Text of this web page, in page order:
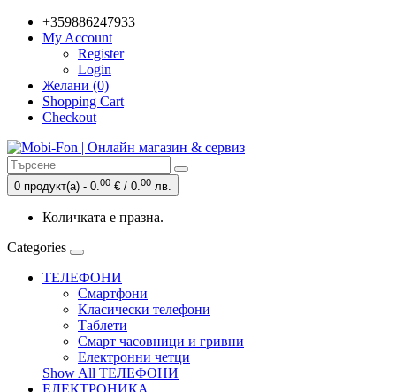
+359886247933
My Account
Register
Login
Желани (0)
Shopping Cart
Checkout
0 продукт(а) - 0.00 € / 0.00 лв.
Количката е празна.
Categories
ТЕЛЕФОНИ
Смартфони
Класически телефони
Таблети
Смарт часовници и гривни
Електронни четци
Show All ТЕЛЕФОНИ
ЕЛЕКТРОНИКА